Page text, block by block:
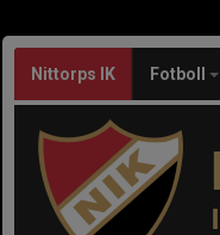
Nittorps IK Fotboll